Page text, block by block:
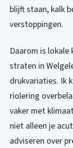
blijft staan, kalk
verstoppingen.
Daarom is
straten in
drukvariaties. Ik
riolering
vaker met
niet alleen je
adviseren over